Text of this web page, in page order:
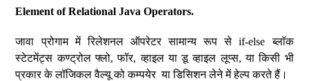
Element of Relational Java Operators.
जावा प्रोगाम में रिलेशनल ऑपरेटर सामान्य रूप से if-else ब्लॉक
स्टेटमेंट्स कण्ट्रोल फ्लो, फॉर, व्हाइल या डू व्हाइल लूप्स, या किसी भी
प्रकार के लॉजिकल वैल्यू को कम्पयेर या डिसिशन लेने में हेल्प करते हैं।